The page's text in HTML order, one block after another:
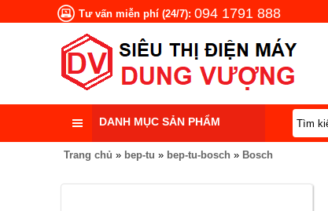
Tư vấn miễn phí (24/7): 094 1791 888
DANH MỤC SẢN PHẨM
Trang chủ » bep-tu » bep-tu-bosch » Bosch